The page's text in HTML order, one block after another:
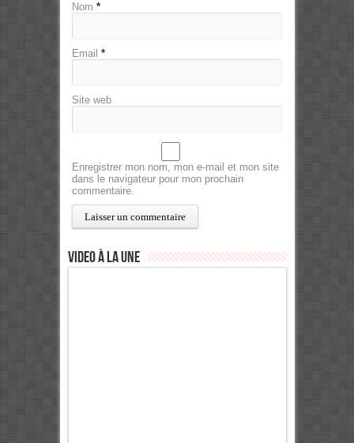
Nom *
Email *
Site web
Enregistrer mon nom, mon e-mail et mon site
dans le navigateur pour mon prochain
commentaire.
Video à la Une